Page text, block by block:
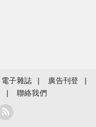
電子雜誌
廣告刊登
聯絡我們